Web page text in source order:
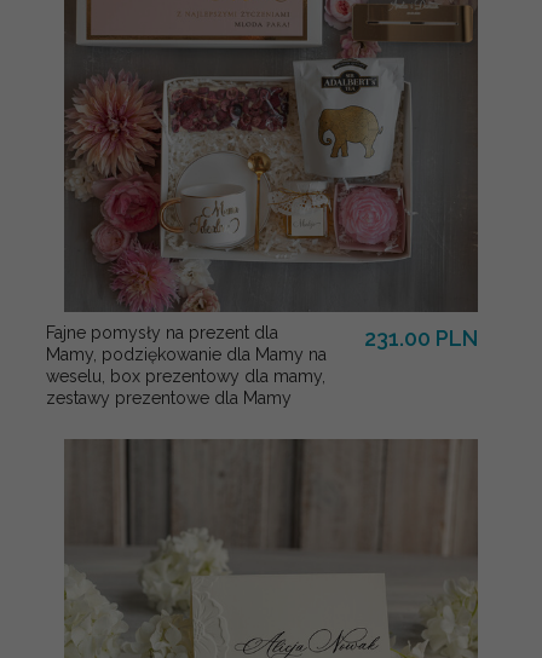
Fajne pomysły na prezent dla
Mamy, podziękowanie dla Mamy na
weselu, box prezentowy dla mamy,
zestawy prezentowe dla Mamy
231.00 PLN